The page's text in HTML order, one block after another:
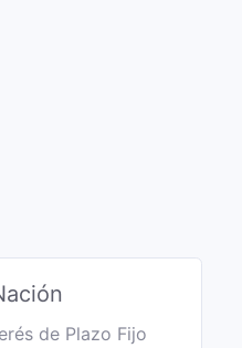
de Plazo Fijo